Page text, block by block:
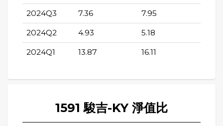
2024Q3 7.36 7.95
2024Q2 4.93 5.18
2024Q1 13.87 16.11
1591 駿吉-KY 淨值比